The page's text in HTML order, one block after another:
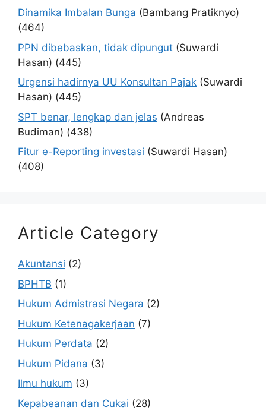
Dinamika Imbalan Bunga (Bambang Pratiknyo)
(464)
PPN dibebaskan, tidak dipungut (Suwardi
Hasan) (445)
Urgensi hadirnya UU Konsultan Pajak (Suwardi
Hasan) (445)
SPT benar, lengkap dan jelas (Andreas
Budiman) (438)
Fitur e-Reporting investasi (Suwardi Hasan)
(408)
Article Category
Akuntansi (2)
BPHTB (1)
Hukum Admistrasi Negara (2)
Hukum Ketenagakerjaan (7)
Hukum Perdata (2)
Hukum Pidana (3)
Ilmu hukum (3)
Kepabeanan dan Cukai (28)